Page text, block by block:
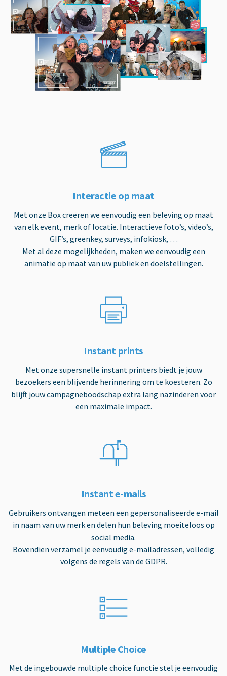
Interactie op maat
Met onze Box creëren we eenvoudig een beleving op maat
van elk event, merk of locatie. Interactieve foto’s, video’s,
GIF’s, greenkey, surveys, infokiosk, …
Met al deze mogelijkheden, maken we eenvoudig een
animatie op maat van uw publiek en doelstellingen.
Instant prints
Met onze supersnelle instant printers biedt je jouw
bezoekers een blijvende herinnering om te koesteren. Zo
blijft jouw campagneboodschap extra lang nazinderen voor
een maximale impact.
Instant e-mails
Gebruikers ontvangen meteen een gepersonaliseerde e-mail
in naam van uw merk en delen hun beleving moeiteloos op
social media.
Bovendien verzamel je eenvoudig e-mailadressen, volledig
volgens de regels van de GDPR.
Multiple Choice
Met de ingebouwde multiple choice functie stel je eenvoudig